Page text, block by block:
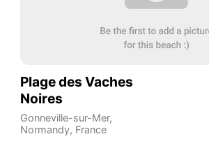
Plage des Vaches
Noires
Gonneville-sur-Mer,
Normandy, France